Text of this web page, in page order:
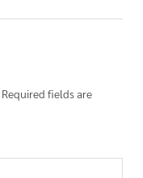
Required fields are